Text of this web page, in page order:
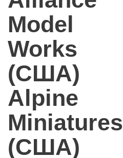
Model
Works
(США)
Alpine
Miniatures
(США)